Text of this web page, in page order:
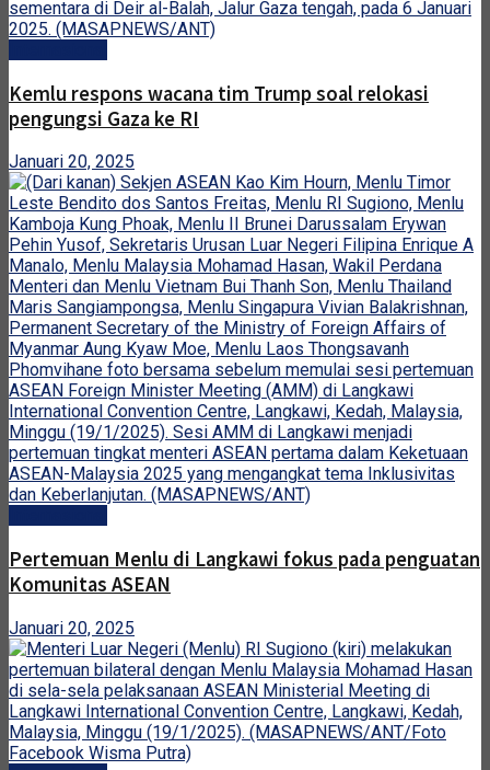
Kemlu respons wacana tim Trump soal relokasi
pengungsi Gaza ke RI
Januari 20, 2025
Pertemuan Menlu di Langkawi fokus pada penguatan
Komunitas ASEAN
Januari 20, 2025